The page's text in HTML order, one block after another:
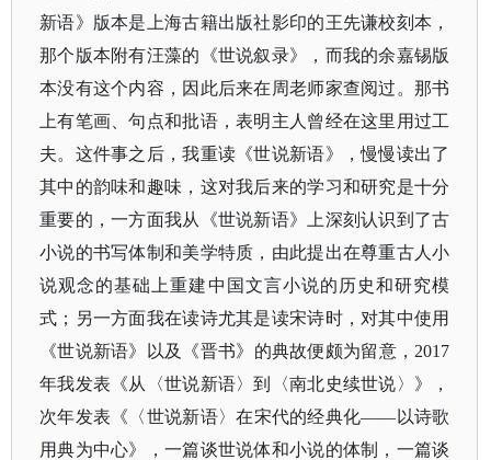
新语》版本是上海古籍出版社影印的王先谦校刻本，
那个版本附有汪藻的《世说叙录》，而我的余嘉锡版
本没有这个内容，因此后来在周老师家查阅过。那书
上有笔画、句点和批语，表明主人曾经在这里用过工
夫。这件事之后，我重读《世说新语》，慢慢读出了
其中的韵味和趣味，这对我后来的学习和研究是十分
重要的，一方面我从《世说新语》上深刻认识到了古
小说的书写体制和美学特质，由此提出在尊重古人小
说观念的基础上重建中国文言小说的历史和研究模
式；另一方面我在读诗尤其是读宋诗时，对其中使用
《世说新语》以及《晋书》的典故便颇为留意，2017
年我发表《从〈世说新语〉到〈南北史续世说〉》，
次年发表《〈世说新语〉在宋代的经典化——以诗歌
用典为中心》，一篇谈世说体和小说的体制，一篇谈